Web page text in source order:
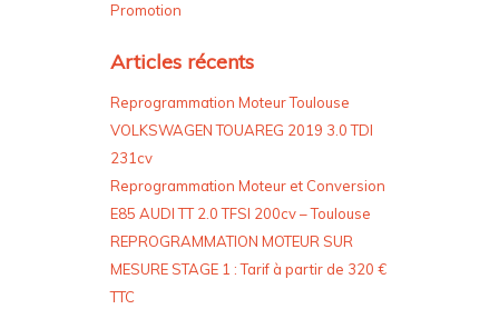
Promotion
Articles récents
Reprogrammation Moteur Toulouse
VOLKSWAGEN TOUAREG 2019 3.0 TDI
231cv
Reprogrammation Moteur et Conversion
E85 AUDI TT 2.0 TFSI 200cv – Toulouse
REPROGRAMMATION MOTEUR SUR
MESURE STAGE 1 : Tarif à partir de 320 €
TTC